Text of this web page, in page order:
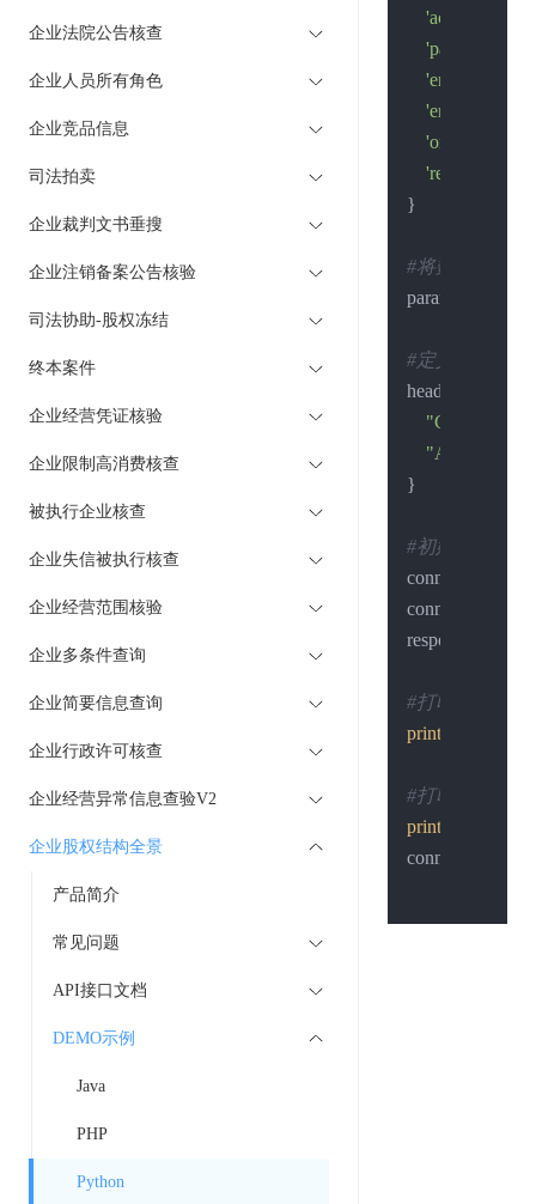
企业法院公告核查
企业人员所有角色
企业竞品信息
司法拍卖
企业裁判文书垂搜
企业注销备案公告核验
司法协助-股权冻结
终本案件
企业经营凭证核验
企业限制高消费核查
被执行企业核查
企业失信被执行核查
企业经营范围核验
企业多条件查询
企业简要信息查询
企业行政许可核查
企业经营异常信息查验V2
企业股权结构全景
产品简介
常见问题
API接口文档
DEMO示例
Java
PHP
Python
'account'
'password'
'ent_name'
'ent_code'
'reg_no'
}
#将数据进行编
params =
#定义请求的头
headers = {
"Content-
"Accept"
}
#初始化一个
conn =
conn.request(
response =
#打印状态
print
#打印结果
print
conn.close()